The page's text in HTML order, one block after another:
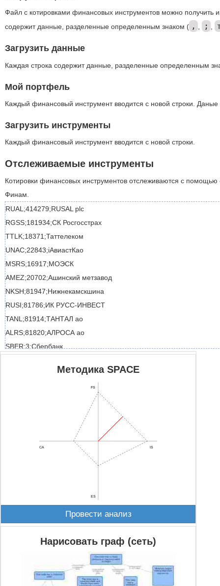
Файл с котировками финансовых инструментов можно получить
содержит данные, разделенные определенным знаком ( , ;
Загрузить данные
Каждая строка содержит данные, разделенные определенным
Мой портфель
Каждый финансовый инструмент вводится с новой строки.
Загрузить инструменты
Каждый финансовый инструмент вводится с новой строки.
Отслеживаемые инструменты
Котировки финансовых инструментов отслеживаются с
Финам.
RUAL;414279;RUSAL plc
RGSS;181934;СК Росгосстрах
TTLK;18371;Таттелеком
UNAC;22843;iАвиастКао
MSRS;16917;МОЭСК
AMEZ;20702;Ашинский метзавод
NKSH;81947;Нижнекамскшина
RUSI;81786;ИК РУСС-ИНВЕСТ
TANL;81914;ТАНТАЛ ао
ALRS;81820;АЛРОСА ао
SBER;3;Сбербанк
NLMK;17046;НЛМК
LIFE;74584;iФармсинтз
KOGK;20710;КоршГОК ао
SZPR;22401;СЗПароход';
RASP;17713']='Распадская
RTKM;7;Ростел-ао
Методика SPACE
FS
CA
ES
IS
Провести анализ
Нарисовать граф (сеть)